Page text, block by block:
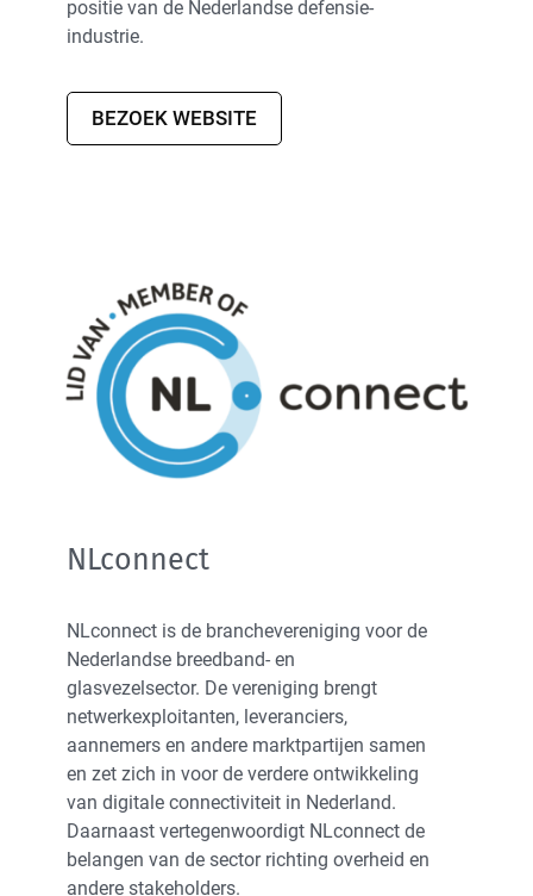
positie van de Nederlandse defensie-
industrie.
BEZOEK WEBSITE
NLconnect
NLconnect is de branchevereniging voor de
Nederlandse breedband- en
glasvezelsector. De vereniging brengt
netwerkexploitanten, leveranciers,
aannemers en andere marktpartijen samen
en zet zich in voor de verdere ontwikkeling
van digitale connectiviteit in Nederland.
Daarnaast vertegenwoordigt NLconnect de
belangen van de sector richting overheid en
andere stakeholders.